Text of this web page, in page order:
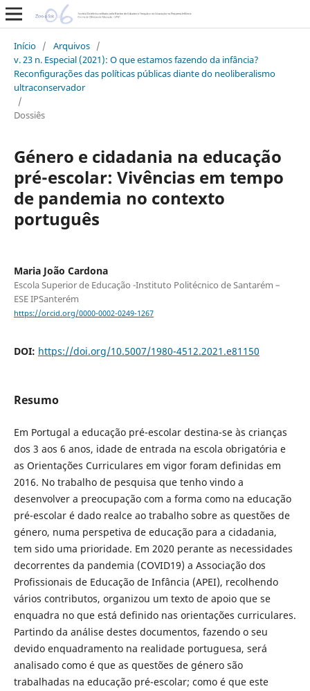
Início / Arquivos /
v. 23 n. Especial (2021): O que estamos fazendo da infância?
Reconfigurações das políticas públicas diante do neoliberalismo
ultraconservador
/
Dossiês
Género e cidadania na educação
pré-escolar: Vivências em tempo
de pandemia no contexto
português
Maria João Cardona
Escola Superior de Educação -Instituto Politécnico de Santarém –
ESE IPSanterém
https://orcid.org/0000-0002-0249-1267
DOI: https://doi.org/10.5007/1980-4512.2021.e81150
Resumo
Em Portugal a educação pré-escolar destina-se às crianças
dos 3 aos 6 anos, idade de entrada na escola obrigatória e
as Orientações Curriculares em vigor foram definidas em
2016. No trabalho de pesquisa que tenho vindo a
desenvolver a preocupação com a forma como na educação
pré-escolar é dado realce ao trabalho sobre as questões de
género, numa perspetiva de educação para a cidadania,
tem sido uma prioridade. Em 2020 perante as necessidades
decorrentes da pandemia (COVID19) a Associação dos
Profissionais de Educação de Infância (APEI), recolhendo
vários contributos, organizou um texto de apoio que se
enquadra no que está definido nas orientações curriculares.
Partindo da análise destes documentos, fazendo o seu
devido enquadramento na realidade portuguesa, será
analisado como é que as questões de género são
trabalhadas na educação pré-escolar; como é que este